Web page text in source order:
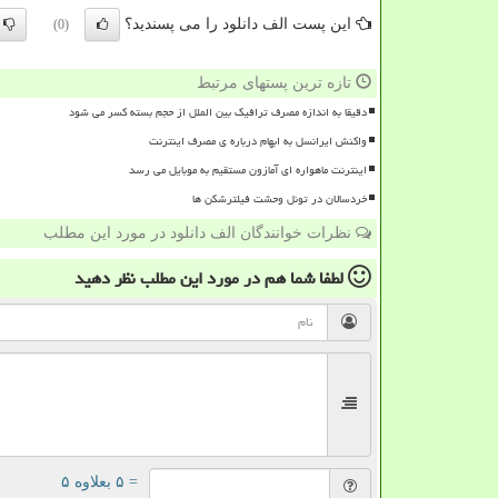
این پست الف دانلود را می پسندید؟ (0)
تازه ترین پستهای مرتبط
دقیقا به اندازه مصرف ترافیک بین الملل از حجم بسته کسر می شود
واکنش ایرانسل به ابهام درباره ی مصرف اینترنت
اینترنت ماهواره ای آمازون مستقیم به موبایل می رسد
خردسالان در تونل وحشت فیلترشکن ها
نظرات خوانندگان الف دانلود در مورد این مطلب
لطفا شما همدر مورد این مطلبنظر دهید
= ۵ بعلاوه ۵